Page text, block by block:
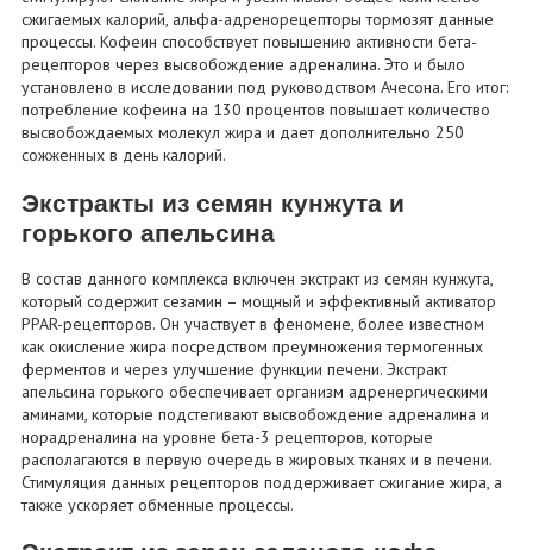
сжигаемых калорий, альфа-адренорецепторы тормозят данные
процессы. Кофеин способствует повышению активности бета-
рецепторов через высвобождение адреналина. Это и было
установлено в исследовании под руководством Ачесона. Его итог:
потребление кофеина на 130 процентов повышает количество
высвобождаемых молекул жира и дает дополнительно 250
сожженных в день калорий.
Экстракты из семян кунжута и
горького апельсина
В состав данного комплекса включен экстракт из семян кунжута,
который содержит сезамин – мощный и эффективный активатор
PPAR-рецепторов. Он участвует в феномене, более известном
как окисление жира посредством преумножения термогенных
ферментов и через улучшение функции печени. Экстракт
апельсина горького обеспечивает организм адренергическими
аминами, которые подстегивают высвобождение адреналина и
норадреналина на уровне бета-3 рецепторов, которые
располагаются в первую очередь в жировых тканях и в печени.
Стимуляция данных рецепторов поддерживает сжигание жира, а
также ускоряет обменные процессы.